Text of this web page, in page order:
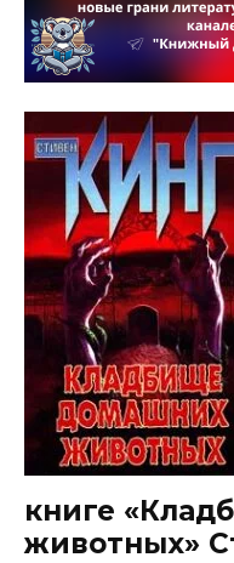
книге
животных»